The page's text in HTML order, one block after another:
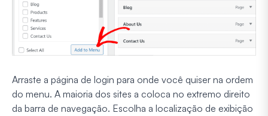
Arraste a página de login para onde você quiser na ordem
do menu. A maioria dos sites a coloca no extremo direito
da barra de navegação. Escolha a localização de exibição